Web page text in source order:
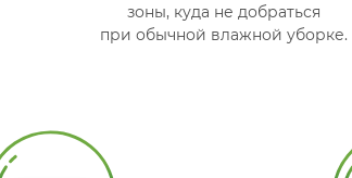
зоны, куда не добраться
при обычной влажной уборке.